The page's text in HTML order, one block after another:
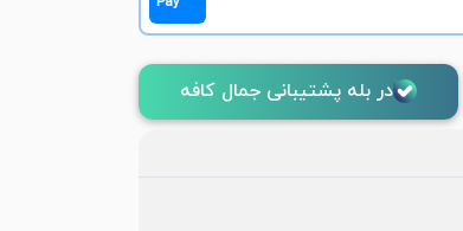
در بله پشتیبانی جمال کافه